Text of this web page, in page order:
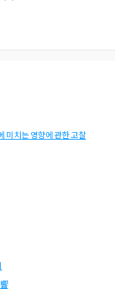
미치는 영향에 관한 고찰